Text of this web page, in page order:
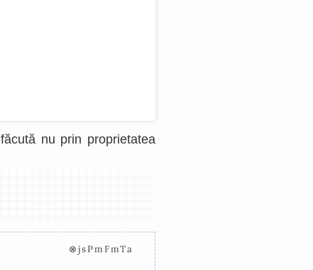
nu prin proprietatea
⊗jsPmFmTa